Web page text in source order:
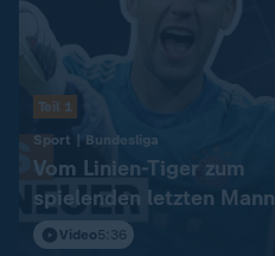
Teil 1
Sport | Bundesliga
Vom Linien-Tiger zum
spielenden letzten Mann
Video5:36